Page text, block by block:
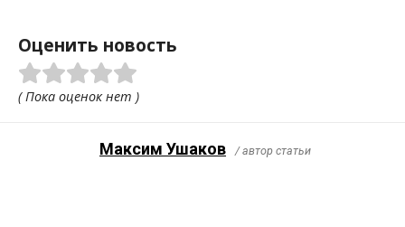
Оценить новость
( Пока оценок нет )
Максим Ушаков / автор статьи